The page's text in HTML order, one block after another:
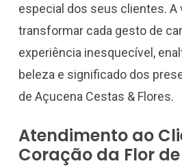
especial dos seus clientes. A
transformar cada gesto de
experiência inesquecível,
beleza e significado dos
de Açucena Cestas & Flores.
Atendimento ao
Coração da Flor